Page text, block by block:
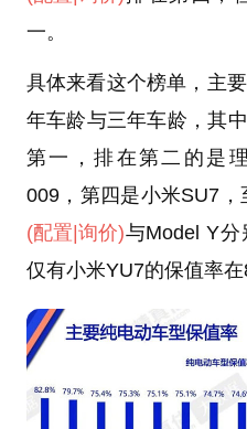
一。
具体来看这个榜单，主
年车龄与三年车龄，其
第一，排在第二的是
009，第四是小米SU7
(配置|询价)与Model Y
仅有小米YU7的保值率在